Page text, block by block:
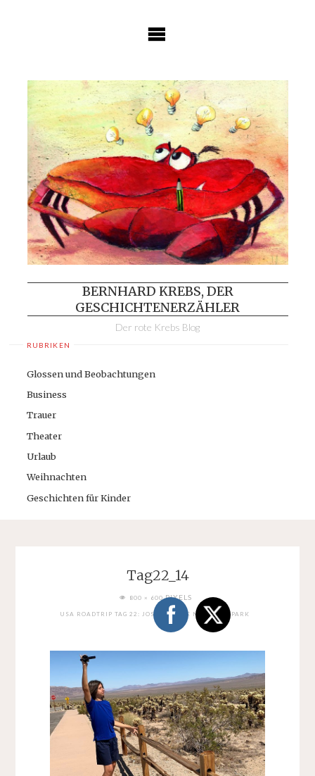
BERNHARD KREBS, DER
GESCHICHTENERZÄHLER
Der rote Krebs Blog
RUBRIKEN
Glossen und Beobachtungen
Business
Trauer
Theater
Urlaub
Weihnachten
Geschichten für Kinder
Tag22_14
FULL800 × 600PIXELS
USA ROADTRIP TAG 22: JOSHUA TREE NATIONAL PARK